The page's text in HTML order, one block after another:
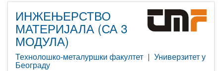
ИНЖЕЊЕРСТВО
МАТЕРИЈАЛА (СА 3
МОДУЛА)
Технолошко-металуршки факултет | Универзитет у
Београду